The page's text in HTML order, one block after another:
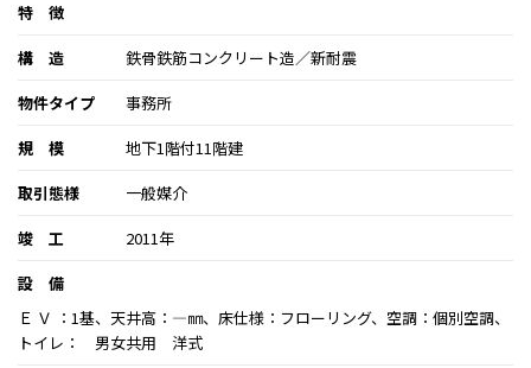
特 徴
構 造
鉄骨鉄筋コンクリート造／新耐震
物件タイプ
事務所
規 模
地下1階付11階建
取引態様
一般媒介
竣 工
2011年
設 備
Ｅ Ｖ ：1基、天井高：―㎜、床仕様：フローリング、空調：個別空調、
トイレ： 男女共用 洋式